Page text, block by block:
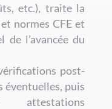
etc.), traite la
normes CFE et
l’avancée du
post-
puis